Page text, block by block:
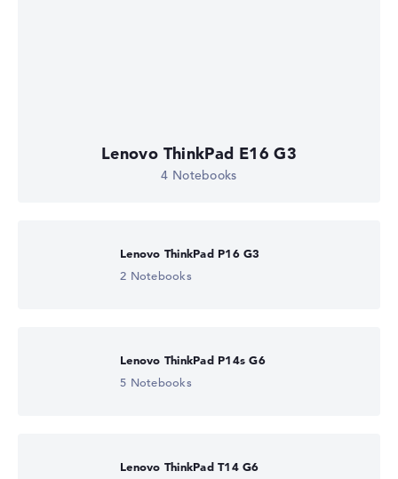
Lenovo ThinkPad E16 G3
4 Notebooks
Lenovo ThinkPad P16 G3
2 Notebooks
Lenovo ThinkPad P14s G6
5 Notebooks
Lenovo ThinkPad T14 G6